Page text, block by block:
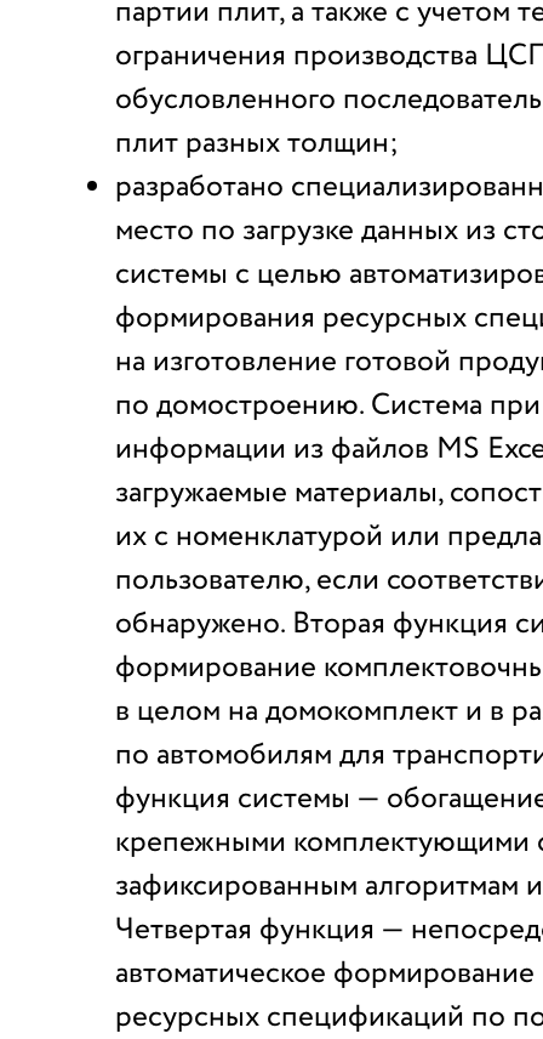
партии плит, а также с учетом
ограничения производства
обусловленного
плит разных толщин;
разработано
место по загрузке данных из
системы с целью
формирования ресурсных
на изготовление готовой
по домостроению. Система при
информации из файлов MS
загружаемые материалы,
их с номенклатурой или
пользователю, если
обнаружено. Вторая функция
формирование
в целом на домокомплект и в
по автомобилям для
функция системы —
крепежными комплектующими
зафиксированным алгоритмам
Четвертая функция —
автоматическое формирование
ресурсных спецификаций по